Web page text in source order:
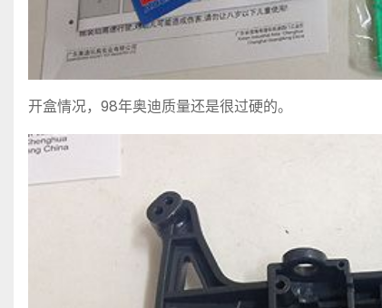
开盒情况，98年奥迪质量还是很过硬的。